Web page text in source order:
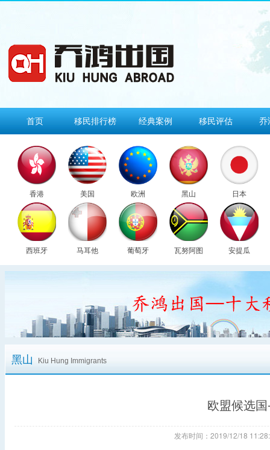
首页 移民排行榜 经典案例 移民评估 乔
香港 美国 欧洲 黑山 日本
西班牙 马耳他 葡萄牙 瓦努阿图 安提瓜
黑山 Kiu Hung Immigrants
欧盟候选
发布时间：2019/12/18